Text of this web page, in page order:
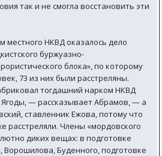
так и не смогла восстановить эти
НКВД оказалось дело
буржуазно-
блока», по которому
73 из них были расстреляны.
тогдашний нарком НКВД
— рассказывает Абрамов, — а
ставленник Ежова, потому что
расстреляли. Члены «мордовского
диких вещах: в подготовке
Ворошилова, Буденного, подготовке